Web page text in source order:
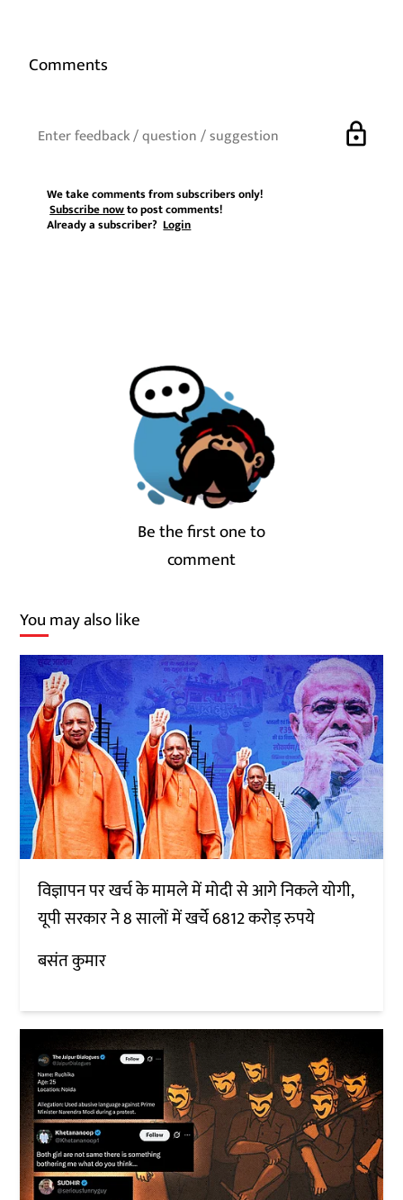
Comments
lock
We take comments from subscribers only!
Subscribe nowto post comments!
Already a subscriber?Login
Be the first one to
comment
You may also like
विज्ञापन पर खर्च के मामले में मोदी से आगे निकले योगी,
यूपी सरकार ने 8 सालों में खर्चे 6812 करोड़ रुपये
बसंत कुमार